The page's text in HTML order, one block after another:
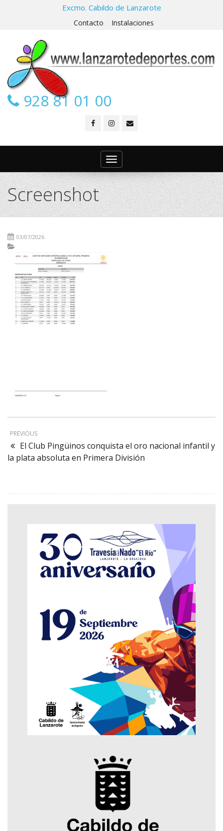
Excmo. Cabildo de Lanzarote
Contacto Instalaciones
928 81 01 00
Toggle
navigation
Screenshot
03/07/2026
PREVIOUS
El Club Pingüinos conquista el oro nacional infantil y
la plata absoluta en Primera División